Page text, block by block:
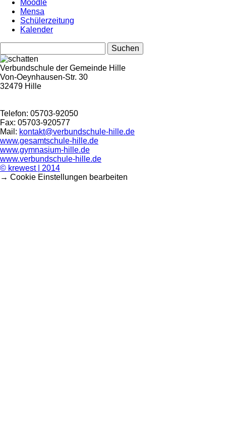
Moodle
Mensa
Schülerzeitung
Kalender
nach:
Verbundschule der Gemeinde Hille
Von-Oeynhausen-Str. 30
32479 Hille
Telefon: 05703-92050
Fax: 05703-920577
Mail: kontakt@verbundschule-hille.de
www.gesamtschule-hille.de
www.gymnasium-hille.de
www.verbundschule-hille.de
© krewest | 2014
→ Cookie Einstellungen bearbeiten